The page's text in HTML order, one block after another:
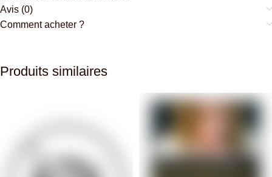
Avis (0)
Comment acheter ?
Produits similaires